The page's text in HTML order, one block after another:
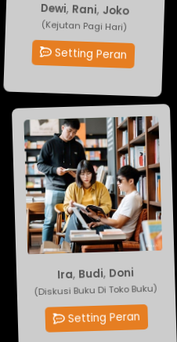
Dewi ,Rani ,Joko
(Kejutan Pagi Hari)
Setting Peran
Ira,Budi,Doni
(Diskusi Buku Di Toko Buku)
Setting Peran